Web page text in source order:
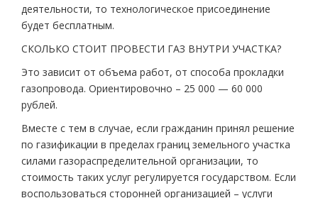
деятельности, то технологическое присоединение
будет бесплатным.
СКОЛЬКО СТОИТ ПРОВЕСТИ ГАЗ ВНУТРИ УЧАСТКА?
Это зависит от объема работ, от способа прокладки
газопровода. Ориентировочно – 25 000 — 60 000
рублей.
Вместе с тем в случае, если гражданин принял решение
по газификации в пределах границ земельного участка
силами газораспределительной организации, то
стоимость таких услуг регулируется государством. Если
воспользоваться сторонней организацией – услуги